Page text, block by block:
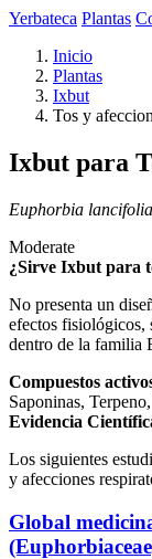
Yerbateca Plantas
Inicio
Plantas
Ixbut
Tos y
Ixbut para
Euphorbia lancifolia
Moderate
¿Sirve Ixbut para
No presenta un
efectos fisiológicos,
dentro de la familia
Compuestos
Saponinas,
Evidencia
Los siguientes
y afecciones
Global